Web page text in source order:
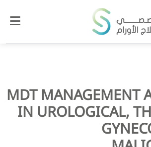
MDT MANAGEMENT
IN UROLOGICAL,